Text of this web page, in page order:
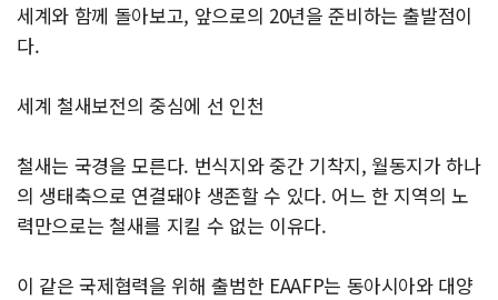
세계와 함께 돌아보고, 앞으로의 20년을 준비하는 출발점이
다.
세계 철새보전의 중심에 선 인천
철새는 국경을 모른다. 번식지와 중간 기착지, 월동지가 하나
의 생태축으로 연결돼야 생존할 수 있다. 어느 한 지역의 노
력만으로는 철새를 지킬 수 없는 이유다.
이 같은 국제협력을 위해 출범한 EAAFP는 동아시아와 대양